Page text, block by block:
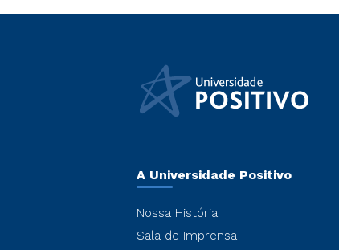
A Universidade Positivo
Nossa História
Sala de Imprensa